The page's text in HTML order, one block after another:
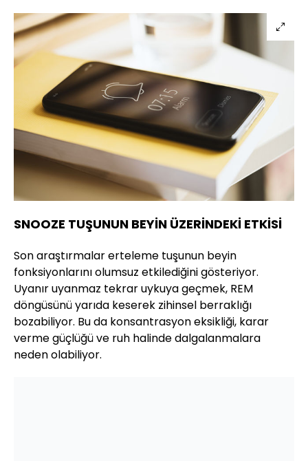
SNOOZE TUŞUNUN BEYİN ÜZERİNDEKİ ETKİSİ
Son araştırmalar erteleme tuşunun beyin
fonksiyonlarını olumsuz etkilediğini gösteriyor.
Uyanır uyanmaz tekrar uykuya geçmek, REM
döngüsünü yarıda keserek zihinsel berraklığı
bozabiliyor. Bu da konsantrasyon eksikliği, karar
verme güçlüğü ve ruh halinde dalgalanmalara
neden olabiliyor.